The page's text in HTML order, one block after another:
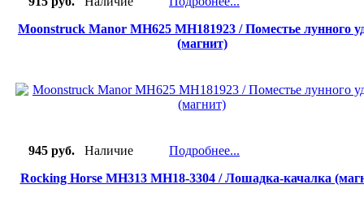
Moonstruck Manor MH625 MH181923 / Поместье лунного
(магнит)
945 руб. Наличие
Подробнее...
Rocking Horse MH313 MH18-3304 / Лошадка-качалка